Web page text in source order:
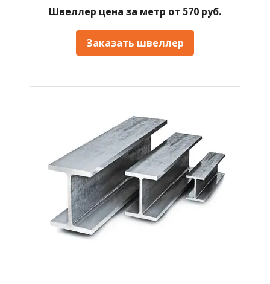
Швеллер цена за метр от 570 руб.
Заказать швеллер